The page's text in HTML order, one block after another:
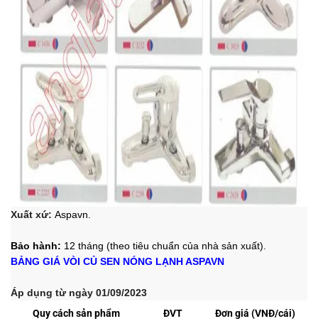
Xuất xứ: Aspavn.
Bảo hành: 12 tháng (theo tiêu chuẩn của nhà sản xuất).
BẢNG GIÁ VÒI CỦ SEN NÓNG LẠNH ASPAVN
Áp dụng từ ngày 01/09/2023
Quy cách sản phẩm
ĐVT Đơn giá (VNĐ/cái)